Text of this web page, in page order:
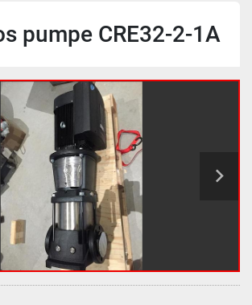
pumpe CRE32-2-1A